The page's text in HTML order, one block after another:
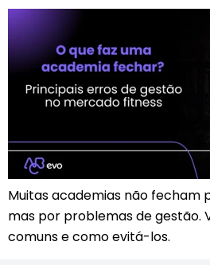
Muitas academias não fecham
mas por problemas de gestão.
comuns e como evitá-los.